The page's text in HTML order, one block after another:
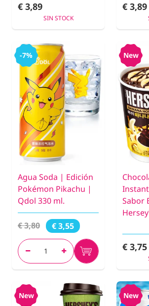
€ 3,89
SIN STOCK
€ 3,89
-7%
Agua Soda | Edición
Pokémon Pikachu |
Qdol 330 ml.
€ 3,80 € 3,55
New
Sabor
€ 3,75
New New